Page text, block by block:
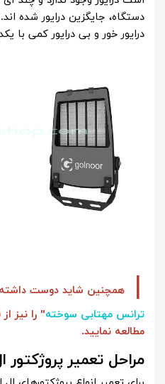
دستگاه، جایگزین درایور شده
درایور خور و بی درایور کمی با
همچنین شاید دوست داشته
ترانس مهتابی سوخته" را نیز
مطالعه نمایید.
مراحل تعمیر